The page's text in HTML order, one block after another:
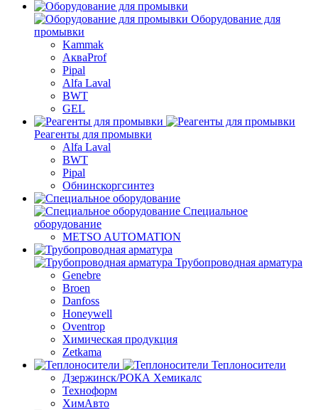
Оборудование для
промывки
Kammak
АкваProf
Pipal
Alfa Laval
BWT
GEL
Реагенты для промывки
Alfa Laval
BWT
Pipal
Обнинскоргсинтез
Специальное
оборудование
METSO AUTOMATION
Трубопроводная арматура
Genebre
Broen
Danfoss
Honeywell
Oventrop
Химическая продукция
Zetkama
Теплоносители
Дзержинск/РОКА Хемикалс
Техноформ
ХимАвто